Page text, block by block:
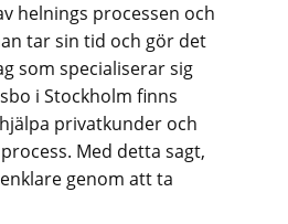
helnings processen och
tar sin tid och gör det
som specialiserar sig
i Stockholm finns
privatkunder och
Med detta sagt,
genom att ta